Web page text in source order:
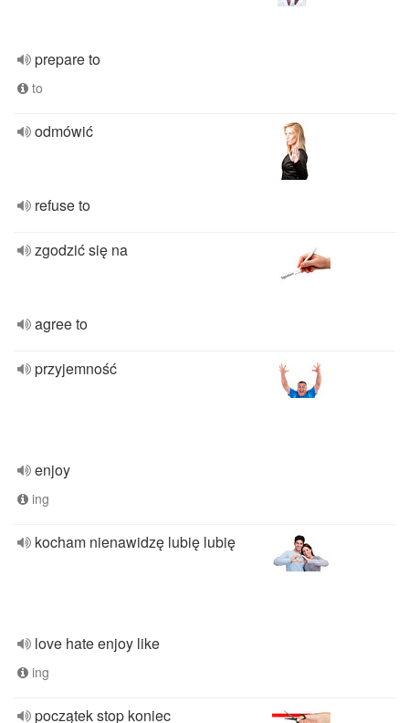
prepare to
to
odmówić
refuse to
zgodzić się na
agree to
przyjemność
enjoy
ing
kocham nienawidzę lubię lubię
love hate enjoy like
ing
początek stop koniec